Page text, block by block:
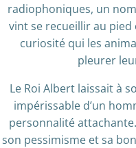
radiophoniques, un
vint se recueillir au pied
curiosité qui les
pleurer
Le Roi Albert laissait à
impérissable d’un
personnalité
son pessimisme et sa